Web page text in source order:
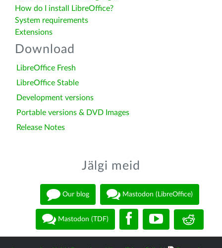
How do I install LibreOffice?
System requirements
Extensions
Download
LibreOffice Fresh
LibreOffice Stable
Development versions
Portable versions & DVD Images
Release Notes
Jälgi meid
Our blog Mastodon (LibreOffice)
Mastodon (TDF)